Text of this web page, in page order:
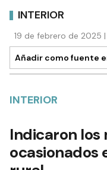
INTERIOR
Añadir como fuente en
INTERIOR